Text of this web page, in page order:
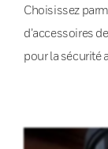
Choisissez
d’accessoires
pour la sécurité